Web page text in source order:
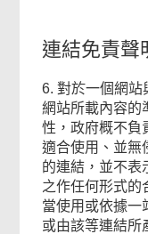
連結免責聲
6. 對於一個網
網站所載內容的
性，政府概不負
適合使用、並無
的連結，並不表
之作任何形式的
當使用或依據一
或由該等連結所